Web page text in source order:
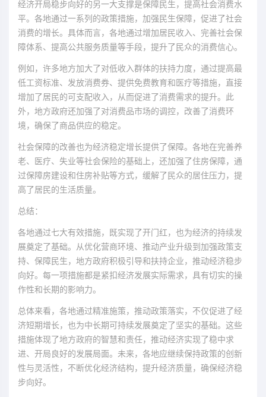
经济开局稳步向好的另一大支撑是保障民生，提高社会消费水
平。各地通过一系列的政策措施，加强民生保障，促进了社会
消费的增长。具体而言，各地通过增加居民收入、完善社会保
障体系、提高公共服务质量等手段，提升了民众的消费信心。
例如，许多地方加大了对低收入群体的扶持力度，通过提高最
低工资标准、发放消费券、提供免费教育和医疗等措施，直接
增加了居民的可支配收入，从而促进了消费需求的提升。此
外，地方政府还加强了对消费品市场的调控，改善了消费环
境，确保了商品供应的稳定。
社会保障的改善也为经济稳定增长提供了保障。各地在完善养
老、医疗、失业等社会保险的基础上，还加强了住房保障，通
过保障房建设和住房补贴等方式，缓解了民众的居住压力，提
高了居民的生活质量。
总结：
各地通过七大有效措施，既实现了开门红，也为经济的持续发
展奠定了基础。从优化营商环境、推动产业升级到加强政策支
持、保障民生，地方政府积极引导和扶持企业，推动经济稳步
向好。每一项措施都是紧扣经济发展实际需求，具有切实的操
作性和长期的影响力。
总体来看，各地通过精准施策，推动政策落实，不仅促进了经
济短期增长，也为中长期可持续发展奠定了坚实的基础。这些
措施体现了地方政府的智慧和责任，推动经济实现了稳中求
进、开局良好的发展局面。未来，各地应继续保持政策的创新
性与灵活性，不断优化经济结构，提升经济质量，确保经济稳
步向好。